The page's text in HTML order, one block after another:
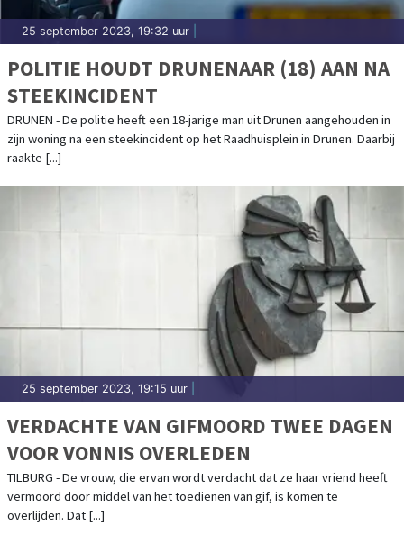
25 september 2023, 19:32 uur
POLITIE HOUDT DRUNENAAR (18) AAN NA
STEEKINCIDENT
DRUNEN - De politie heeft een 18-jarige man uit Drunen aangehouden in
zijn woning na een steekincident op het Raadhuisplein in Drunen. Daarbij
raakte [...]
25 september 2023, 19:15 uur
VERDACHTE VAN GIFMOORD TWEE DAGEN
VOOR VONNIS OVERLEDEN
TILBURG - De vrouw, die ervan wordt verdacht dat ze haar vriend heeft
vermoord door middel van het toedienen van gif, is komen te
overlijden. Dat [...]